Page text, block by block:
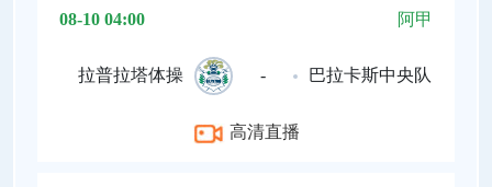
08-10 04:00 阿甲
拉普拉塔体操 - 巴拉卡斯中央队
高清直播